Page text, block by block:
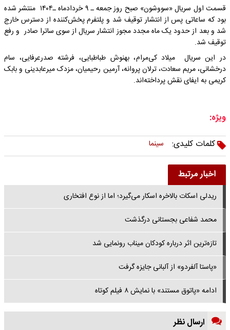
قسمت اول سریال «سووشون» صبح روز جمعه ـ ۹ خردادماه ـ۱۴۰۴ منتشر شده
بود که ساعاتی پس از انتشار توقیف شد و پلتفرم پخش‌کننده از دسترس خارج
شد و بعد از حدود یک ماه مجدد مجوز انتشار سریال از سوی ساترا صادر و رفع
توقیف شد.
در این سریال میلاد کی‌مرام، بهنوش طباطبایی، فرشته صدرعرفایی، سام
درخشانی، مریم سعادت، ترلان پروانه، آرمین رحیمیان، مزدک میرعابدینی و بابک
کریمی به ایفای نقش پرداخته‌اند.
ویژه:
کلمات کلیدی:
سینما
اخبار مرتبط
ریدلی اسکات بالاخره اسکار می‌گیرد؛ اما از نوع افتخاری
محمد شفاعی بجستانی درگذشت
تازه‌ترین اثر درباره کودکان میناب رونمایی شد
«پاستا آلفردو» از آلبانی جایزه گرفت
ادامه «پاتوق مستند» با نمایش ۸ فیلم کوتاه
ارسال نظر